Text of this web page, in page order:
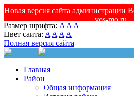
Новая версия сайта администрации
vos-mo.ru
Размер шрифта: A A A
Цвет сайта: A A A A
Полная версия сайта
Главная
Район
Общая информация